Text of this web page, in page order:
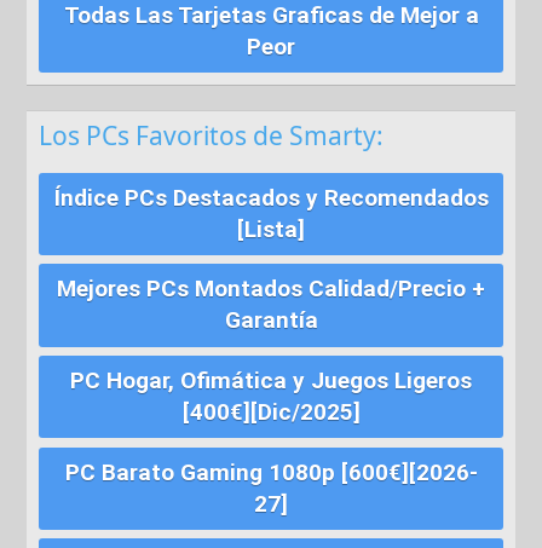
Todas Las Tarjetas Graficas de Mejor a
Peor
Los PCs Favoritos de Smarty:
Índice PCs Destacados y Recomendados
[Lista]
Mejores PCs Montados Calidad/Precio +
Garantía
PC Hogar, Ofimática y Juegos Ligeros
[400€][Dic/2025]
PC Barato Gaming 1080p [600€][2026-
27]